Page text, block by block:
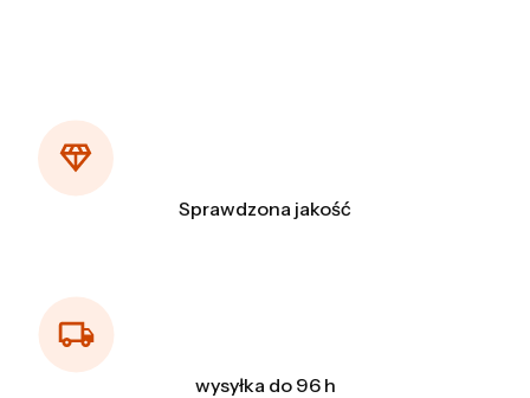
Sprawdzona jakość
wysyłka do 96 h